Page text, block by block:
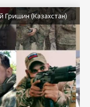
Гришин (Казахстан)